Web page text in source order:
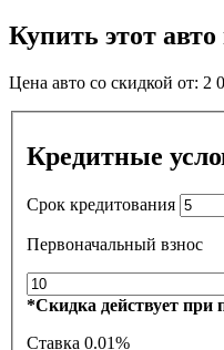
Купить этот
Цена авто со скидкой от: 2
Кредитные
Срок кредитования
Первоначальный взнос
*Скидка действует при
Ставка 0.01%